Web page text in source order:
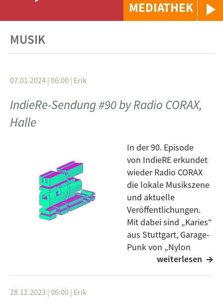
MEDIATHEK
MUSIK
07.01.2024 | 06:00 | Erik
IndieRe-Sendung #90 by Radio CORAX,
Halle
In der 90. Episode
von IndieRE erkundet
wieder Radio CORAX
die lokale Musikszene
und aktuelle
Veröffentlichungen.
Mit dabei sind „Karies“
aus Stuttgart, Garage-
Punk von „Nylon
Club“ aus Berlin und
„Highway Patrol“ reiten irgendwo in der Wüste
weiterlesen
28.12.2023 | 06:00 | Erik